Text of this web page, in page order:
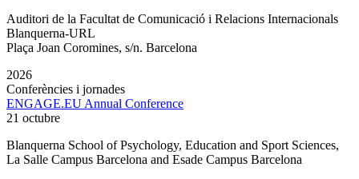
Auditori de la Facultat de Comunicació i Relacions Internacionals
Blanquerna-URL
Plaça Joan Coromines, s/n. Barcelona
2026
Conferències i jornades
ENGAGE.EU Annual Conference
21 octubre
Blanquerna School of Psychology, Education and Sport Sciences,
La Salle Campus Barcelona and Esade Campus Barcelona